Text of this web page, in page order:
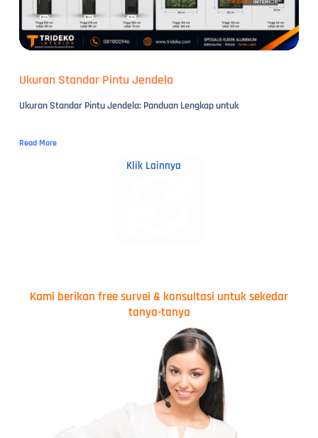
Ukuran Standar Pintu Jendela
Ukuran Standar Pintu Jendela: Panduan Lengkap untuk
Read More
Klik Lainnya
Kami berikan free survei & konsultasi untuk sekedar
tanya-tanya